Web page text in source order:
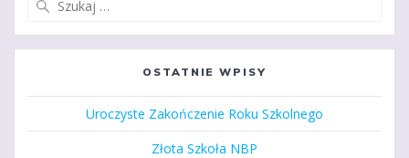
OSTATNIE WPISY
Uroczyste Zakończenie Roku Szkolnego
Złota Szkoła NBP